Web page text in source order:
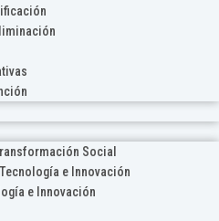
Social
e Innovación
e Innovación